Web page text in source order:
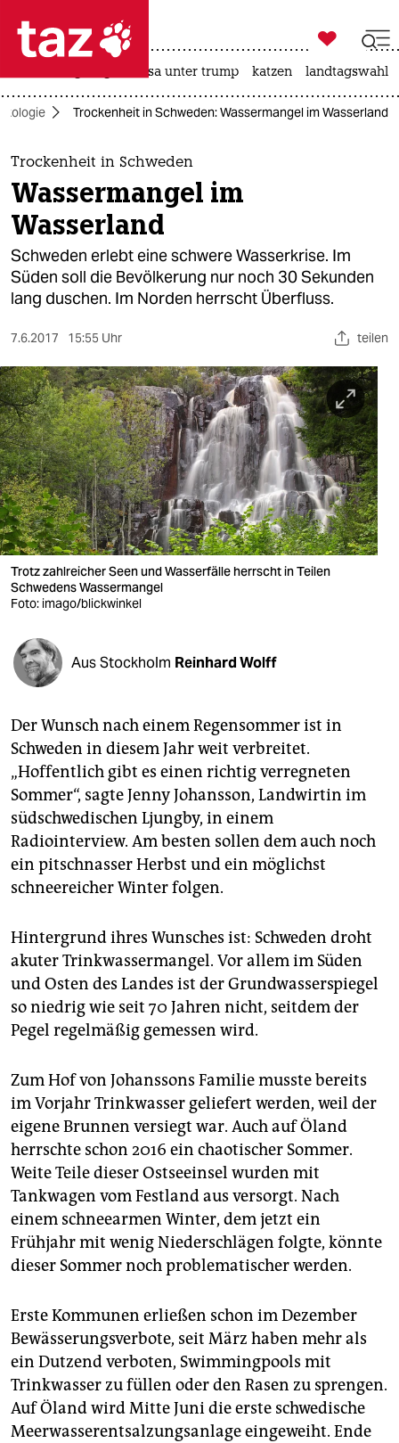
 taz zahl ich
taz zahl ich
themen
politik
öko
gesellschaft
sport
berlin
nord
wahrheit
verlag
verlag
veranstaltungen
fragen & hilfe
abo
genossenschaft
epaper login

taz zahl ich
usa unter trump katzen landtagswahl
Trockenheit in Schweden: Wassermangel im Wasserland
Trockenheit in Schweden
Wassermangel im
Wasserland
Schweden erlebt eine schwere Wasserkrise. Im
Süden soll die Bevölkerung nur noch 30 Sekunden
lang duschen. Im Norden herrscht Überfluss.
7.6.2017 15:55 Uhr teilen
Trotz zahlreicher Seen und Wasserfälle herrscht in Teilen
Schwedens Wassermangel
Foto: imago/blickwinkel
Aus Stockholm Reinhard Wolff
Der Wunsch nach einem Regensommer ist in
Schweden in diesem Jahr weit verbreitet.
„Hoffentlich gibt es einen richtig verregneten
Sommer“, sagte Jenny Johansson, Landwirtin im
südschwedischen Ljungby, in einem
Radiointerview. Am besten sollen dem auch noch
ein pitschnasser Herbst und ein möglichst
schneereicher Winter folgen.
Hintergrund ihres Wunsches ist: Schweden droht
akuter Trinkwassermangel. Vor allem im Süden
und Osten des Landes ist der Grundwasserspiegel
so niedrig wie seit 70 Jahren nicht, seitdem der
Pegel regelmäßig gemessen wird.
Zum Hof von Johanssons Familie musste bereits
im Vorjahr Trinkwasser geliefert werden, weil der
eigene Brunnen versiegt war. Auch auf Öland
herrschte schon 2016 ein chaotischer Sommer.
Weite Teile dieser Ostseeinsel wurden mit
Tankwagen vom Festland aus versorgt. Nach
einem schneearmen Winter, dem jetzt ein
Frühjahr mit wenig Niederschlägen folgte, könnte
dieser Sommer noch problematischer werden.
Erste Kommunen erließen schon im Dezember
Bewässerungsverbote, seit März haben mehr als
ein Dutzend verboten, Swimmingpools mit
Trinkwasser zu füllen oder den Rasen zu sprengen.
Auf Öland wird Mitte Juni die erste schwedische
Meerwasserentsalzungsanlage eingeweiht. Ende